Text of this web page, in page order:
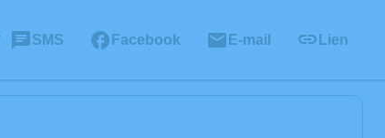
SMS Facebook E-mail Lien